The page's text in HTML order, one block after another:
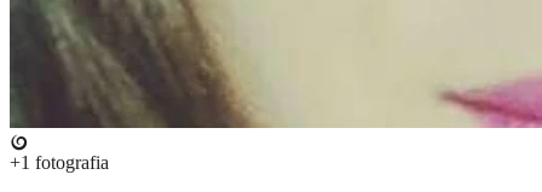
+1 fotografia